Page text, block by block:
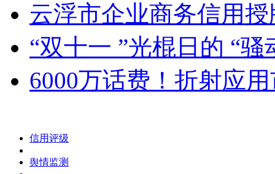
云浮市企业商务信用
“双十一 ”光棍日的 “骚
6000万话费！折射应
信用评级
舆情监测